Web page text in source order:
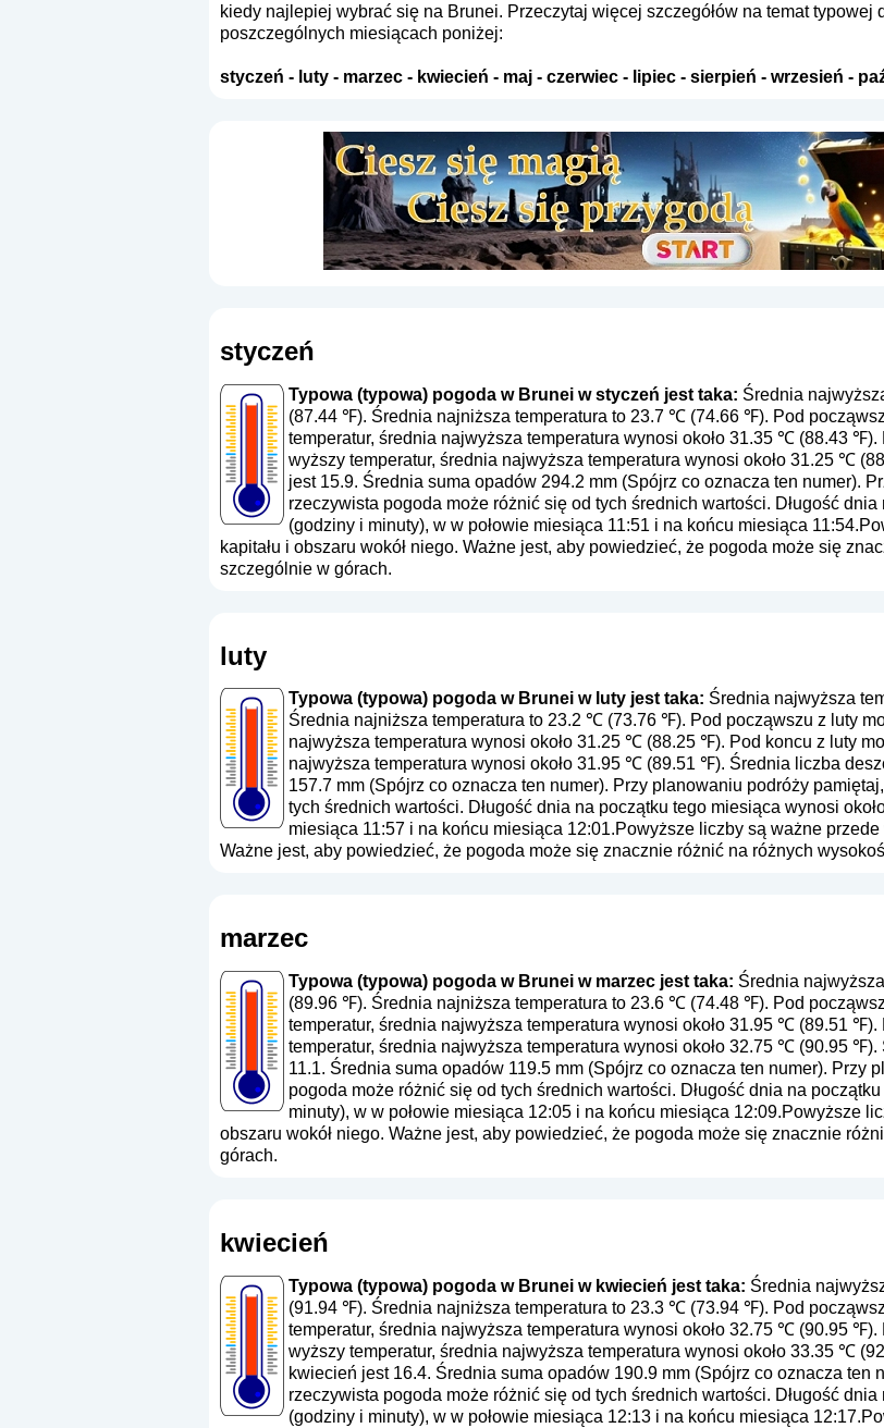
kiedy najlepiej wybrać się na Brunei. Przeczytaj więcej szczegółów na temat typowej
poszczególnych miesiącach poniżej:
styczeń - luty- marzec- kwiecień - maj- czerwiec- lipiec- sierpień - wrzesień -
styczeń
Typowa (typowa) pogoda w Brunei w styczeń jest taka: Średnia
(87.44 ℉). Średnia najniższa temperatura to 23.7 ℃ (74.66 ℉). Pod
temperatur, średnia najwyższa temperatura wynosi około 31.35 ℃ (88.43
wyższy temperatur, średnia najwyższa temperatura wynosi około 31.25 ℃
jest 15.9. Średnia suma opadów 294.2 mm (Spójrz co oznacza ten numer).
rzeczywista pogoda może różnić się od tych średnich wartości. Długość
(godziny i minuty), w w połowie miesiąca 11:51 i na końcu miesiąca
kapitału i obszaru wokół niego. Ważne jest, aby powiedzieć, że pogoda może się
szczególnie w górach.
luty
Typowa (typowa) pogoda w Brunei w luty jest taka: Średnia najwyższa
Średnia najniższa temperatura to 23.2 ℃ (73.76 ℉). Pod począwszu z luty
najwyższa temperatura wynosi około 31.25 ℃ (88.25 ℉). Pod koncu z luty
najwyższa temperatura wynosi około 31.95 ℃ (89.51 ℉). Średnia liczba
157.7 mm (Spójrz co oznacza ten numer). Przy planowaniu podróży
tych średnich wartości. Długość dnia na początku tego miesiąca wynosi
miesiąca 11:57 i na końcu miesiąca 12:01.Powyższe liczby są ważne
Ważne jest, aby powiedzieć, że pogoda może się znacznie różnić na różnych
marzec
Typowa (typowa) pogoda w Brunei w marzec jest taka: Średnia
(89.96 ℉). Średnia najniższa temperatura to 23.6 ℃ (74.48 ℉). Pod
temperatur, średnia najwyższa temperatura wynosi około 31.95 ℃ (89.51
temperatur, średnia najwyższa temperatura wynosi około 32.75 ℃ (90.95
11.1. Średnia suma opadów 119.5 mm (Spójrz co oznacza ten numer). Przy
pogoda może różnić się od tych średnich wartości. Długość dnia na
minuty), w w połowie miesiąca 12:05 i na końcu miesiąca 12:09.Powyższe
obszaru wokół niego. Ważne jest, aby powiedzieć, że pogoda może się znacznie
górach.
kwiecień
Typowa (typowa) pogoda w Brunei w kwiecień jest taka: Średnia
(91.94 ℉). Średnia najniższa temperatura to 23.3 ℃ (73.94 ℉). Pod
temperatur, średnia najwyższa temperatura wynosi około 32.75 ℃ (90.95
wyższy temperatur, średnia najwyższa temperatura wynosi około 33.35 ℃
kwiecień jest 16.4. Średnia suma opadów 190.9 mm (Spójrz co oznacza ten
rzeczywista pogoda może różnić się od tych średnich wartości. Długość
(godziny i minuty), w w połowie miesiąca 12:13 i na końcu miesiąca